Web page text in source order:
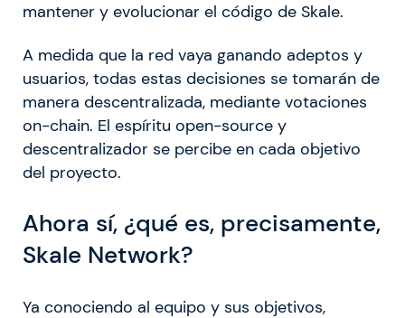
mantener y evolucionar el código de Skale.
A medida que la red vaya ganando adeptos y
usuarios, todas estas decisiones se tomarán de
manera descentralizada, mediante votaciones
on-chain. El espíritu open-source y
descentralizador se percibe en cada objetivo
del proyecto.
Ahora sí, ¿qué es, precisamente,
Skale Network?
Ya conociendo al equipo y sus objetivos,